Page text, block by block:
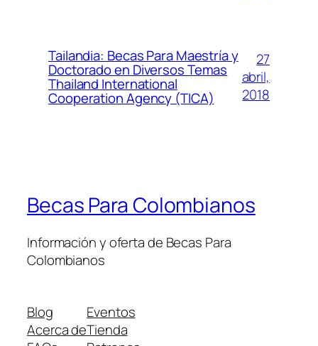
Tailandia: Becas Para Maestría y
Doctorado en Diversos Temas
Thailand International
Cooperation Agency (TICA)
27
abril,
2018
Becas Para Colombianos
Información y oferta de Becas Para
Colombianos
Blog
Acerca de
Eventos
Tienda